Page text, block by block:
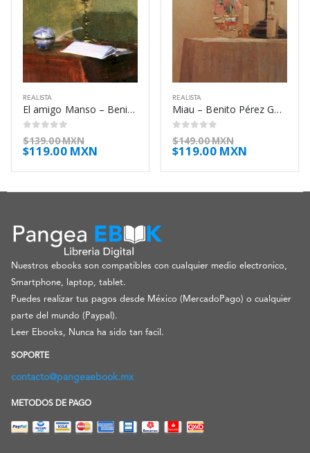
REALISTA
El amigo Manso – Benito Pérez Galdós
0out of 5
$139.00 MXN
$119.00 MXN
REALISTA
Miau – Benito Pérez Galdós
0out of 5
$149.00 MXN
$119.00 MXN
Nuestros ebooks son compatibles con cualquier medio electronico,
Smartphone, laptop, tablet.
Puedes realizar tus pagos desde México (MercadoPago) o cualquier
parte del mundo (Paypal).
Leer Ebooks, Nunca ha sido tan facil.
SOPORTE
contacto@pangeaebook.mx
METODOS DE PAGO